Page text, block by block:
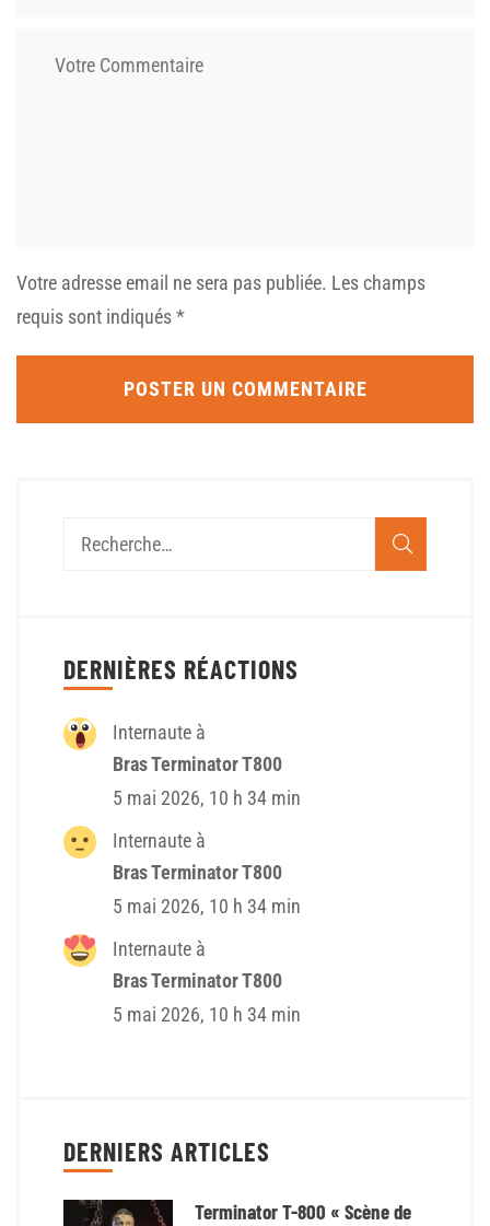
Votre adresse email ne sera pas publiée. Les champs
requis sont indiqués*
DERNIÈRES RÉACTIONS
Internaute à
Bras Terminator T800
5 mai 2026, 10 h 34 min
Internaute à
Bras Terminator T800
5 mai 2026, 10 h 34 min
Internaute à
Bras Terminator T800
5 mai 2026, 10 h 34 min
DERNIERS ARTICLES
Terminator T-800 « Scène de